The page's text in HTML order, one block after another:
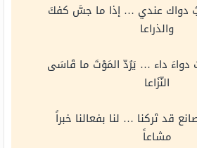
دواك عندي … إذا ما جسَّ كفكَ
والذراعا
دواءَ داء … يَرُدّ المَوْتَ ما قَاسَى
النّزَاعا
قد تَركنا … لنا بفعالنا خبراً
مشاعاً